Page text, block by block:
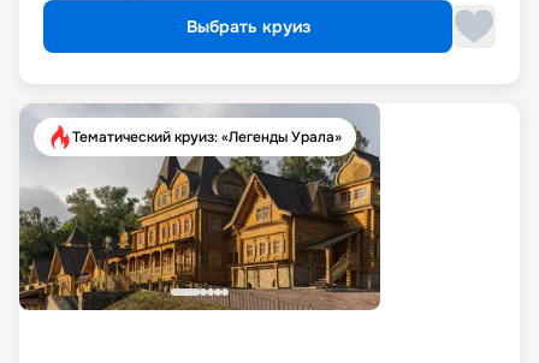
Выбрать круиз
Тематический круиз: «Легенды Урала»